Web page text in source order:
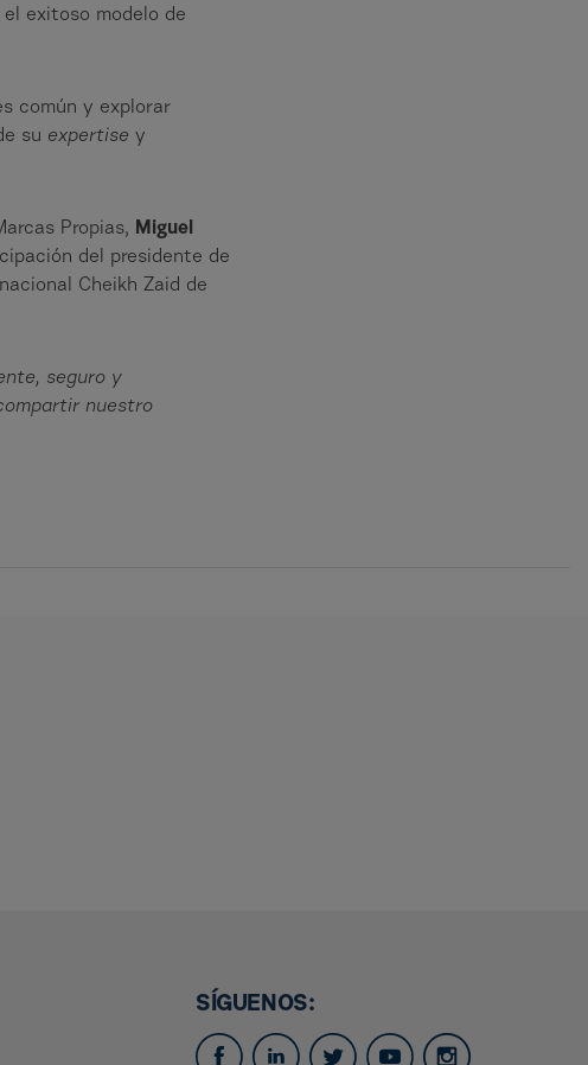
exitoso modelo de
común y explorar
su expertise y
Propias, Miguel
del presidente de
Cheikh Zaid de
seguro y
nuestro
SÍGUENOS: